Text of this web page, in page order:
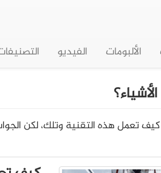
الألبومات الفيديو
كيف تعمل هذه التقنية وتلك، لكن